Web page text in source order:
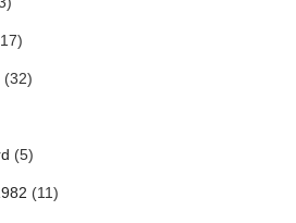
(32)
(5)
(11)